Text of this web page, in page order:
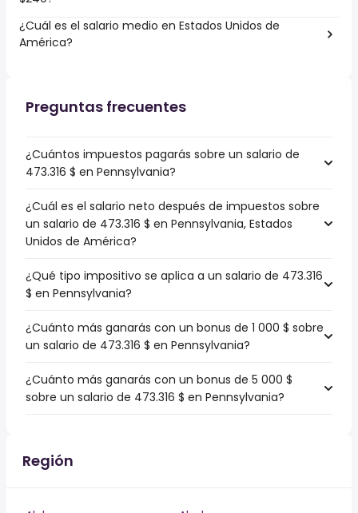
¿Cuál es el salario medio en Estados Unidos de
América?
Preguntas frecuentes
¿Cuántos impuestos pagarás sobre un salario de
473.316 $ en Pennsylvania?
¿Cuál es el salario neto después de impuestos sobre
un salario de 473.316 $ en Pennsylvania, Estados
Unidos de América?
¿Qué tipo impositivo se aplica a un salario de 473.316
$ en Pennsylvania?
¿Cuánto más ganarás con un bonus de 1 000 $ sobre
un salario de 473.316 $ en Pennsylvania?
¿Cuánto más ganarás con un bonus de 5 000 $
sobre un salario de 473.316 $ en Pennsylvania?
Región